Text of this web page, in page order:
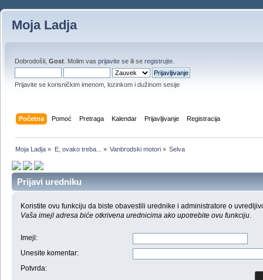
Moja Ladja
Dobrodošli, Gost . Molim vas prijavite se ili se registrujte
Prijavite se korisničkim imenom, lozinkom i dužinom sesije
Početna Pomoć Pretraga Kalendar Prijavljivanje Registracija
Moja Ladja » E, ovako treba... » Vanbrodski motori» Selva
Prijavi uredniku
Koristite ovu funkciju da biste obavestili urednike i administratore o
Vaša imejl adresa biće otkrivena urednicima ako upotrebite ovu funkciju.
Imejl :
Unesite komentar:
Potvrda: